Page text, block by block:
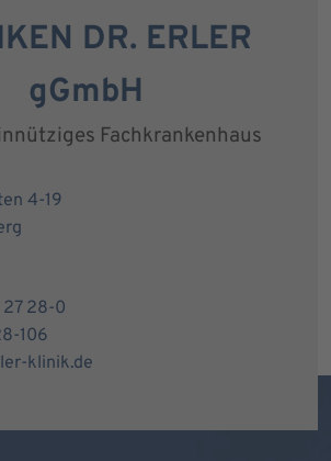
DR. ERLER
gGmbH
Fachkrankenhaus
4-19
27 28-0
106
klinik.de